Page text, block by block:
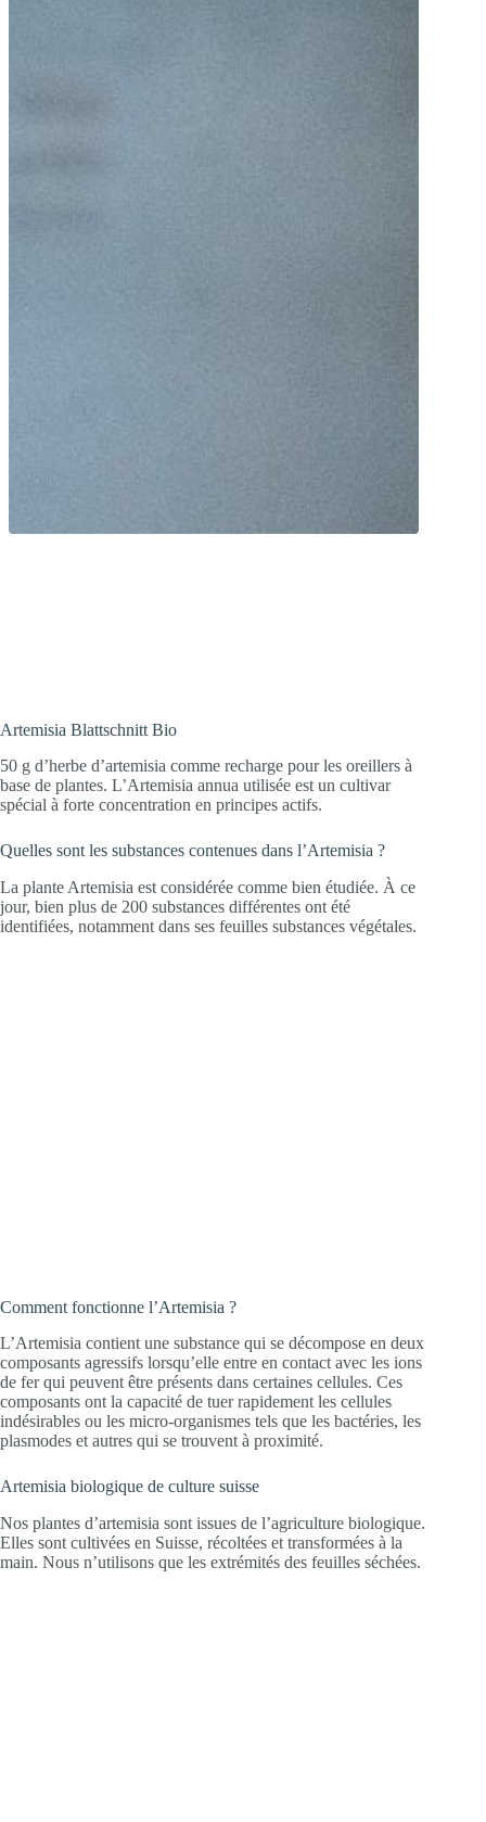
Artemisia Blattschnitt Bio
50 g d’herbe d’artemisia comme recharge pour les oreillers à
base de plantes. L’Artemisia annua utilisée est un cultivar
spécial à forte concentration en principes actifs.
Quelles sont les substances contenues dans l’Artemisia ?
La plante Artemisia est considérée comme bien étudiée. À ce
jour, bien plus de 200 substances différentes ont été
identifiées, notamment dans ses feuilles substances végétales.
Comment fonctionne l’Artemisia ?
L’Artemisia contient une substance qui se décompose en deux
composants agressifs lorsqu’elle entre en contact avec les ions
de fer qui peuvent être présents dans certaines cellules. Ces
composants ont la capacité de tuer rapidement les cellules
indésirables ou les micro-organismes tels que les bactéries, les
plasmodes et autres qui se trouvent à proximité.
Artemisia biologique de culture suisse
Nos plantes d’artemisia sont issues de l’agriculture biologique.
Elles sont cultivées en Suisse, récoltées et transformées à la
main. Nous n’utilisons que les extrémités des feuilles séchées.